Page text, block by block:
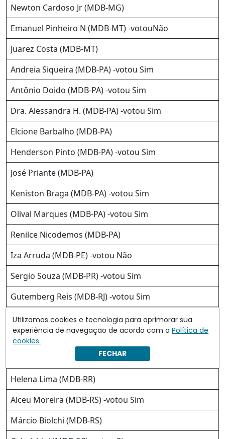
Newton Cardoso Jr (MDB-MG)
Emanuel Pinheiro N (MDB-MT) -votouNão
Juarez Costa (MDB-MT)
Andreia Siqueira (MDB-PA) -votou Sim
Antônio Doido (MDB-PA) -votou Sim
Dra. Alessandra H. (MDB-PA) -votou Sim
Elcione Barbalho (MDB-PA)
Henderson Pinto (MDB-PA) -votou Sim
José Priante (MDB-PA)
Keniston Braga (MDB-PA) -votou Sim
Olival Marques (MDB-PA) -votou Sim
Renilce Nicodemos (MDB-PA)
Iza Arruda (MDB-PE) -votou Não
Sergio Souza (MDB-PR) -votou Sim
Gutemberg Reis (MDB-RJ) -votou Sim
Otoni de Paula (MDB-RJ) -votou Sim
Lucio Mosquini (MDB-RO) -votou Sim
Duda Ramos (MDB-RR)
Helena Lima (MDB-RR)
Alceu Moreira (MDB-RS) -votou Sim
Márcio Biolchi (MDB-RS)
Utilizamos cookies e tecnologia para aprimorar sua
experiência de navegação de acordo com a Política de
cookies.
FECHAR